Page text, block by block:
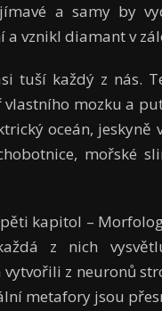
a samy by
vznikl diamant v
tuší každý z nás.
mozku a
oceán,
mořské
kapitol –
z nich
vytvořili z neuronů
metafory jsou